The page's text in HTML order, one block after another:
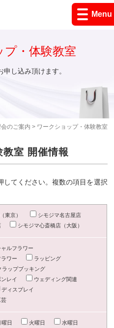
Menu
のご案内 > ワークショップ・体験教室
プ・体験教室
し込み頂けます。
教室 開催情報
してください。複数の項目を選択
東京）
シモジマ名古屋店
シモジマ心斎橋店（大阪）
ルフラワー
ワー
ラッピング
ラップブッキング
レイ
ウェディング関連
ディスプレイ
芸
曜日 火曜日
水曜日